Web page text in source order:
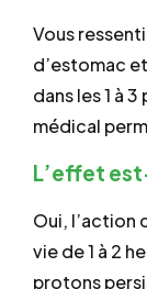
Vous
d’estomac
dans les 1 à
médical
L’effet
Oui, l’action
vie de 1 à 2
protons